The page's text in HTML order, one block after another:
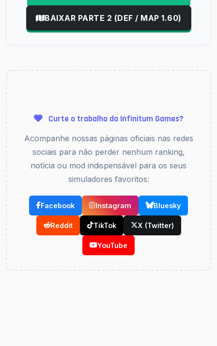
BAIXAR PARTE 2 (DEF / MAP 1.60)
Curte o trabalho da Infinitum Games?
Acompanhe nossas páginas oficiais nas redes
sociais para não perder nenhum ranking,
notícia ou mod indispensável para os seus
simuladores favoritos:
Facebook Instagram Bluesky
Reddit TikTok X (Twitter)
YouTube